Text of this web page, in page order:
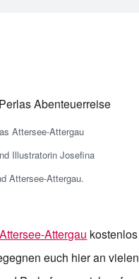
Attersee-Attergau
Illustratorin Josefina
Attersee-Attergau.
Attergau
euch hier an